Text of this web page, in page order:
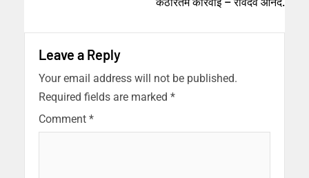
कठोरतम कार्रवाई – रविदेव आनंद.
Leave a Reply
Your email address will not be published.
Required fields are marked *
Comment *